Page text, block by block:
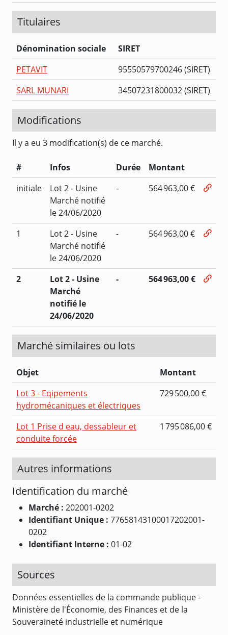
Titulaires
Dénomination sociale
SIRET
PETAVIT
95550579700246 (SIRET)
SARL MUNARI
34507231800032 (SIRET)
Modifications
Il y a eu 3 modification(s) de ce marché.
# Infos Durée
Montant
initiale
Lot 2 - Usine
Marché notifié
le 24/06/2020
- 564 963,00 €
1
Lot 2 - Usine
Marché notifié
le 24/06/2020
- 564 963,00 €
2
Lot 2 - Usine
Marché
notifié le
24/06/2020
- 564 963,00 €
Marché similaires ou lots
Objet
Montant
Lot 3 - Eqipements
hydromécaniques et électriques
729 500,00 €
Lot 1 Prise d eau, dessableur et
conduite forcée
1 795 086,00 €
Autres informations
Identification du marché
Marché : 202001-0202
Identifiant Unique : 77658143100017202001-
0202
Identifiant Interne : 01-02
Sources
Données essentielles de la commande publique -
Ministère de l'Économie, des Finances et de la
Souveraineté industrielle et numérique